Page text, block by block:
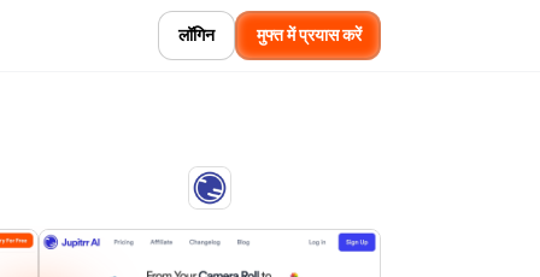
लॉगिन मुफ्त में प्रयास करें